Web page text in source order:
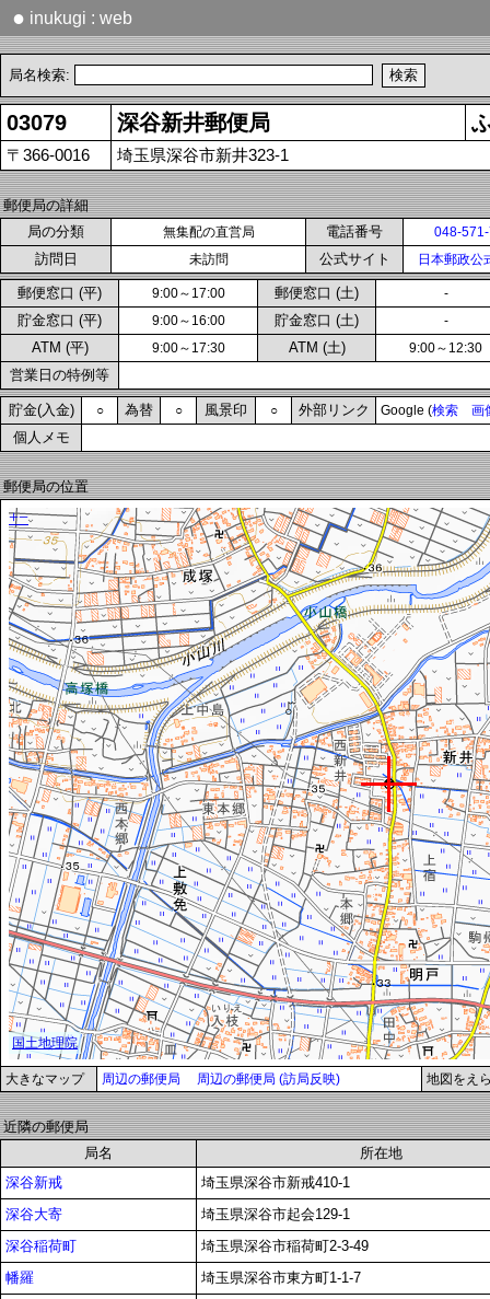
● inukugi : web
局名検索:
03079 深谷新井郵便局
〒366-0016 埼玉県深谷市新井323-1
郵便局の詳細
局の分類
無集配の直営局 電話番号 048-
訪問日 未訪問 公式サイト 日本郵政公
郵便窓口 (平) 9:00～17:00 郵便窓口 (土) -
貯金窓口 (平) 9:00～16:00 貯金窓口 (土) -
ATM (平) 9:00～17:30 ATM (土) 9:00～12:30
営業日の特例等
貯金(入金) ○ 為替 ○ 風景印 ○ 外部リンク Google (検索 画
個人メモ
郵便局の位置
大きなマップ 周辺の郵便局 周辺の郵便局 (訪局反映) 地図をえ
近隣の郵便局
局名
所在地
深谷新戒
埼玉県深谷市新戒410-1
深谷大寄
埼玉県深谷市起会129-1
深谷稲荷町
埼玉県深谷市稲荷町2-3-49
幡羅
埼玉県深谷市東方町1-1-7